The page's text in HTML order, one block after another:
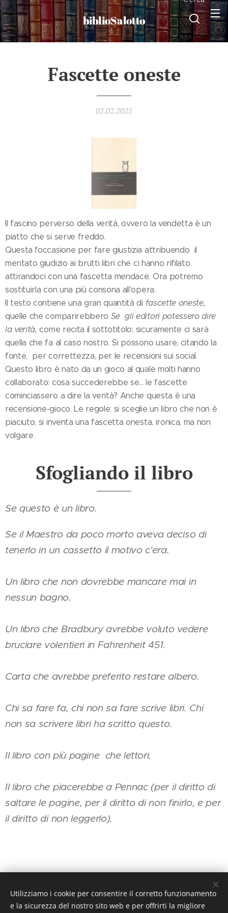
biblioSalotto
Fascette oneste
02.02.2025
Il fascino perverso della verità, ovvero la vendetta è un
piatto che si serve freddo.
Questa l'occasione per fare giustizia attribuendo il
meritato giudizio ai brutti libri che ci hanno rifilato
attirandoci con una fascetta mendace. Ora potremo
sostituirla con una più consona all'opera.
Il testo contiene una gran quantità di fascette oneste,
quelle che comparirebbero Se gli editori potessero dire
la verità,come recita il sottotitolo; sicuramente ci sarà
quella che fa al caso nostro. Si possono usare, citando la
fonte, per correttezza, per le recensioni sui social.
Questo libro è nato da un gioco al quale molti hanno
collaborato: cosa succederebbe se... le fascette
cominciassero a dire la verità? Anche questa è una
recensione-gioco. Le regole: si sceglie un libro che non è
piaciuto, si inventa una fascetta onesta, ironica, ma non
volgare.
Sfogliando il libro
Se questo è un libro.
Se il Maestro da poco morto aveva deciso di
tenerlo in un cassetto il motivo c'era.
Un libro che non dovrebbe mancare mai in
nessun bagno.
Un libro che Bradbury avrebbe voluto vedere
bruciare volentieri in Fahrenheit 451.
Carta che avrebbe preferito restare albero.
Chi sa fare fa, chi non sa fare scrive libri. Chi
non sa scrivere libri ha scritto questo.
Il libro con più pagine che lettori.
Il libro che piacerebbe a Pennac (per il diritto di
saltare le pagine, per il diritto di non finirlo, e per
il diritto di non leggerlo).
Share
Utilizziamo i cookie per consentire il corretto funzionamento
e la sicurezza del nostro sito web e per offrirti la migliore